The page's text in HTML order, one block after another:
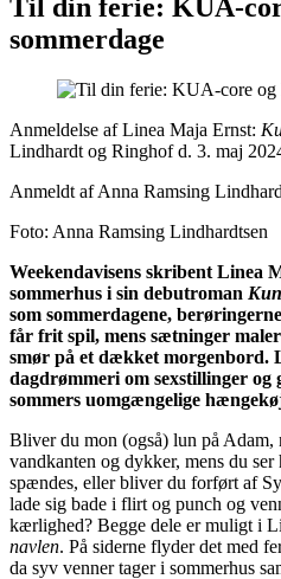
Til din ferie: KUA-
sommerdage
Anmeldelse af Linea Maja Ernst:
Lindhardt og Ringhof d. 3. maj
Anmeldt af Anna Ramsing
Foto: Anna Ramsing Lindhardtsen
Weekendavisens skribent Linea
sommerhus i sin debutroman
som sommerdagene,
får frit spil, mens sætninger
smør på et dækket morgenbord.
dagdrømmeri om sexstillinger og
sommers uomgængelige
Bliver du mon (også) lun på Adam,
vandkanten og dykker, mens du
spændes, eller bliver du forført af
lade sig bade i flirt og punch og
kærlighed? Begge dele er muligt i
navlen. På siderne flyder det med
da syv venner tager i sommerhus